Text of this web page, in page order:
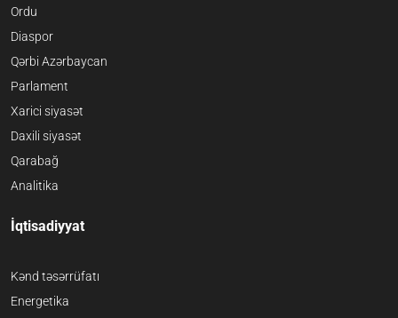
Ordu
Diaspor
Qərbi Azərbaycan
Parlament
Xarici siyasət
Daxili siyasət
Qarabağ
Analitika
İqtisadiyyat
Kənd təsərrüfatı
Energetika